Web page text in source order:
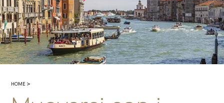
2 bottiglie di acqua
minerale in omaggio
HOME